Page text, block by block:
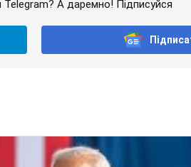
А даремно! Підписуйся